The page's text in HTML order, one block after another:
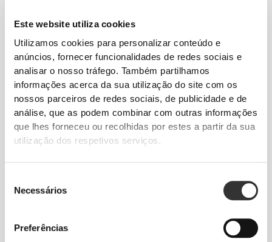
Este website utiliza cookies
Utilizamos cookies para personalizar conteúdo e
anúncios, fornecer funcionalidades de redes sociais e
analisar o nosso tráfego. Também partilhamos
informações acerca da sua utilização do site com os
nossos parceiros de redes sociais, de publicidade e de
análise, que as podem combinar com outras informações
que lhes forneceu ou recolhidas por estes a partir da sua
utilização dos respetivos serviços.
Necessários
Preferências
PoliStretch© é a nossa tecnologia de fibra muito
versátil, desenvolvida em laboratório, que fornece o
nível certo de compressão com muito poder de
elasticidade para melhor desempenho, suporte e
conforto. A tecnologia PoliStretch© mantém-te seca
e fresca e não te restringe os movimentos.
CARACTERÍSTICAS DO